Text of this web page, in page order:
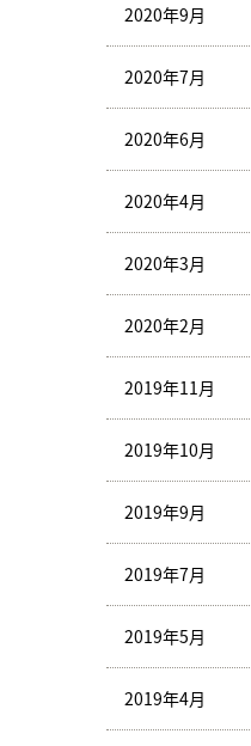
2020年9月
2020年7月
2020年6月
2020年4月
2020年3月
2020年2月
2019年11月
2019年10月
2019年9月
2019年7月
2019年5月
2019年4月